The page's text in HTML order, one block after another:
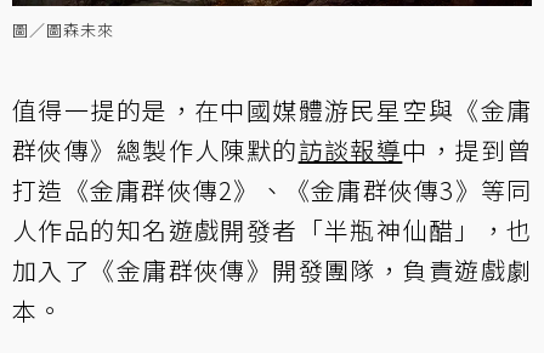
圖／圖森未來
值得一提的是，在中國媒體游民星空與《金庸
群俠傳》總製作人陳默的訪談報導中，提到曾
打造《金庸群俠傳2》、《金庸群俠傳3》等同
人作品的知名遊戲開發者「半瓶神仙醋」，也
加入了《金庸群俠傳》開發團隊，負責遊戲劇
本。